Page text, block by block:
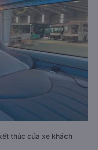
thúc của xe khách